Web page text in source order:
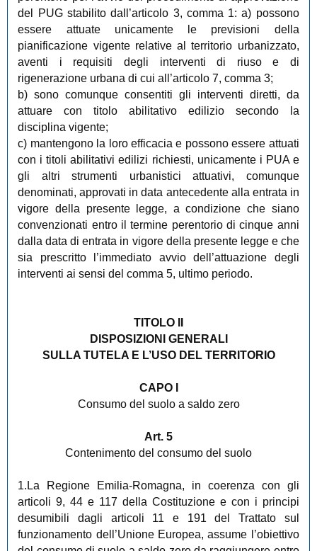
del PUG stabilito dall’articolo 3, comma 1: a) possono
essere attuate unicamente le previsioni della
pianificazione vigente relative al territorio urbanizzato,
aventi i requisiti degli interventi di riuso e di
rigenerazione urbana di cui all’articolo 7, comma 3;
b) sono comunque consentiti gli interventi diretti, da
attuare con titolo abilitativo edilizio secondo la
disciplina vigente;
c) mantengono la loro efficacia e possono essere attuati
con i titoli abilitativi edilizi richiesti, unicamente i PUA e
gli altri strumenti urbanistici attuativi, comunque
denominati, approvati in data antecedente alla entrata in
vigore della presente legge, a condizione che siano
convenzionati entro il termine perentorio di cinque anni
dalla data di entrata in vigore della presente legge e che
sia prescritto l’immediato avvio dell’attuazione degli
interventi ai sensi del comma 5, ultimo periodo.
TITOLO II
DISPOSIZIONI GENERALI
SULLA TUTELA E L’USO DEL TERRITORIO
CAPO I
Consumo del suolo a saldo zero
Art. 5
Contenimento del consumo del suolo
1.La Regione Emilia-Romagna, in coerenza con gli
articoli 9, 44 e 117 della Costituzione e con i principi
desumibili dagli articoli 11 e 191 del Trattato sul
funzionamento dell’Unione Europea, assume l’obiettivo